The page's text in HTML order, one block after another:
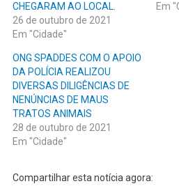
CHEGARAM AO LOCAL.
26 de outubro de 2021
Em "Cidade"
Em
ONG SPADDES COM O APOIO
DA POLÍCIA REALIZOU
DIVERSAS DILIGÊNCIAS DE
NENÚNCIAS DE MAUS
TRATOS ANIMAIS
28 de outubro de 2021
Em "Cidade"
Compartilhar esta notícia agora: